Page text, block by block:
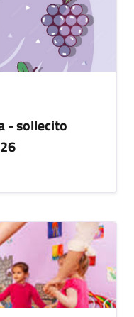
- sollecito